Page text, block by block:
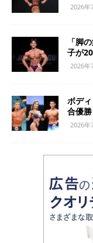
2026年
「脚
子が
2026年
ボデ
合優
2026年